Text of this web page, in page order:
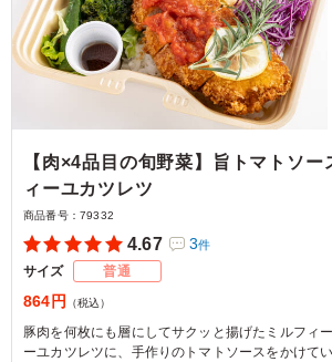
【肉×4品目の旬野菜】旨トマトソー
ィーユカツレツ
商品番号： 79332
4.67 3件
サイズ 普通
864円 （税込）
豚肉を何枚にも層にしてサクッと揚げたミルフィ
ーユカツレツに、手作りのトマトソースをかけて